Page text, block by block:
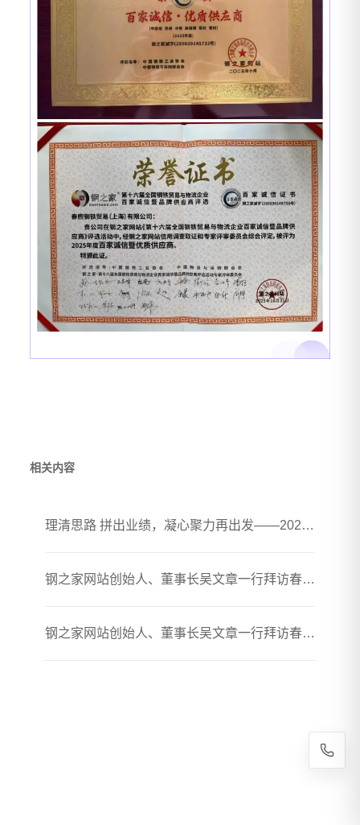
相关内容
理清思路 拼出业绩，凝心聚力再出发——2026年春煦年中会议暨团建活动圆满落幕
钢之家网站创始人、董事长吴文章一行拜访春煦钢铁胶州加工厂
钢之家网站创始人、董事长吴文章一行拜访春煦钢铁贸易（上海）有限公司